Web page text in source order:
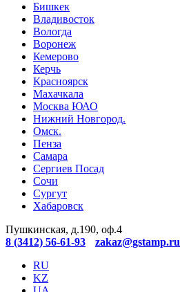
Бишкек
Владивосток
Вологда
Воронеж
Кемерово
Керчь
Красноярск
Махачкала
Москва ЮАО
Нижний Новгород.
Омск.
Пенза
Самара
Сергиев Посад
Сочи
Сургут
Хабаровск
Пушкинская, д.190, оф.4
8 (3412) 56-61-93
zakaz@gstamp.ru
RU
KZ